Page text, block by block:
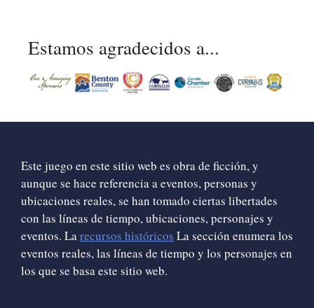
Estamos agradecidos a...
Este juego en este sitio web es obra de ficción, y
aunque se hace referencia a eventos, personas y
ubicaciones reales, se han tomado ciertas libertades
con las líneas de tiempo, ubicaciones, personajes y
eventos. Larecursos históricos La sección enumera los
eventos reales, las líneas de tiempo y los personajes en
los que se basa este sitio web.